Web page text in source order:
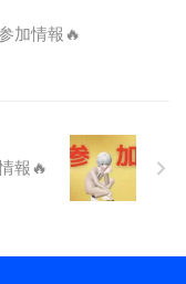
加情報🔥
報🔥